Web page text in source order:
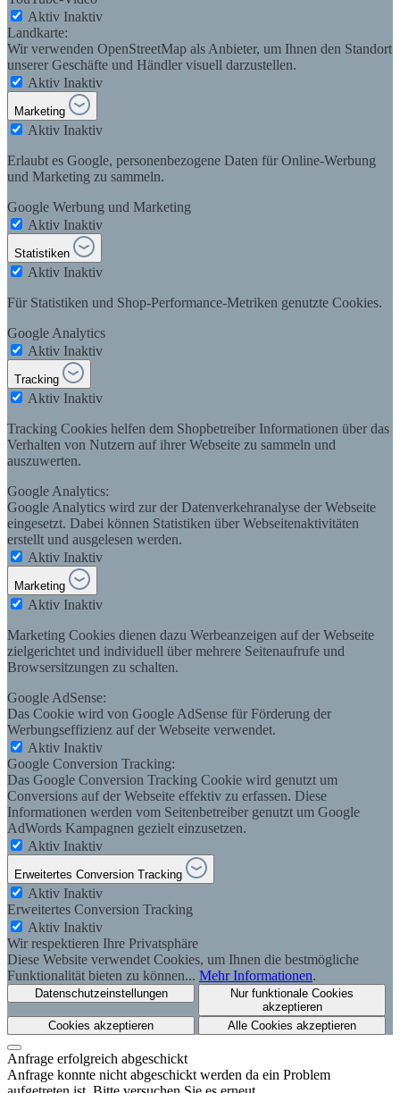
Aktiv Inaktiv
Landkarte:
Wir verwenden OpenStreetMap als Anbieter, um Ihnen den Standort
unserer Geschäfte und Händler visuell darzustellen.
Aktiv Inaktiv
Marketing
Aktiv Inaktiv
Erlaubt es Google, personenbezogene Daten für Online-Werbung
und Marketing zu sammeln.
Google Werbung und Marketing
Aktiv Inaktiv
Statistiken
Aktiv Inaktiv
Für Statistiken und Shop-Performance-Metriken genutzte Cookies.
Google Analytics
Aktiv Inaktiv
Tracking
Aktiv Inaktiv
Tracking Cookies helfen dem Shopbetreiber Informationen über das
Verhalten von Nutzern auf ihrer Webseite zu sammeln und
auszuwerten.
Google Analytics:
Google Analytics wird zur der Datenverkehranalyse der Webseite
eingesetzt. Dabei können Statistiken über Webseitenaktivitäten
erstellt und ausgelesen werden.
Aktiv Inaktiv
Marketing
Aktiv Inaktiv
Marketing Cookies dienen dazu Werbeanzeigen auf der Webseite
zielgerichtet und individuell über mehrere Seitenaufrufe und
Browsersitzungen zu schalten.
Google AdSense:
Das Cookie wird von Google AdSense für Förderung der
Werbungseffizienz auf der Webseite verwendet.
Aktiv Inaktiv
Google Conversion Tracking:
Das Google Conversion Tracking Cookie wird genutzt um
Conversions auf der Webseite effektiv zu erfassen. Diese
Informationen werden vom Seitenbetreiber genutzt um Google
AdWords Kampagnen gezielt einzusetzen.
Aktiv Inaktiv
Erweitertes Conversion Tracking
Aktiv Inaktiv
Erweitertes Conversion Tracking
Aktiv Inaktiv
Wir respektieren Ihre Privatsphäre
Diese Website verwendet Cookies, um Ihnen die bestmögliche
Funktionalität bieten zu können... Mehr Informationen.
Datenschutzeinstellungen
Nur funktionale Cookies
akzeptieren
Cookies akzeptieren
Alle Cookies akzeptieren
Anfrage erfolgreich abgeschickt
Anfrage konnte nicht abgeschickt werden da ein Problem